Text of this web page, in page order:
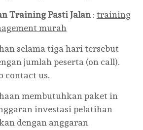
TrainingPasti Jalan: training
murah
selama tiga hari tersebut
jumlah peserta (on call).
contact us.
membutuhkan paket in
investasi pelatihan
dengan anggaran